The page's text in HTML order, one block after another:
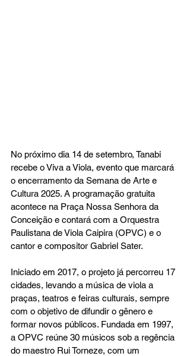
No próximo dia 14 de setembro, Tanabi
recebe o Viva a Viola, evento que marcará
o encerramento da Semana de Arte e
Cultura 2025. A programação gratuita
acontece na Praça Nossa Senhora da
Conceição e contará com a Orquestra
Paulistana de Viola Caipira (OPVC) e o
cantor e compositor Gabriel Sater.
Iniciado em 2017, o projeto já percorreu 17
cidades, levando a música de viola a
praças, teatros e feiras culturais, sempre
com o objetivo de difundir o gênero e
formar novos públicos. Fundada em 1997,
a OPVC reúne 30 músicos sob a regência
do maestro Rui Torneze, com um